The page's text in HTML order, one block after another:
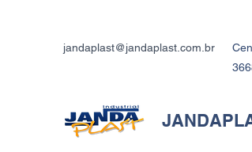
jandaplast@jandaplast.com.br